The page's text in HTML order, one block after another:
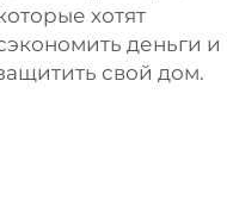
хотят
деньги и
свой дом.